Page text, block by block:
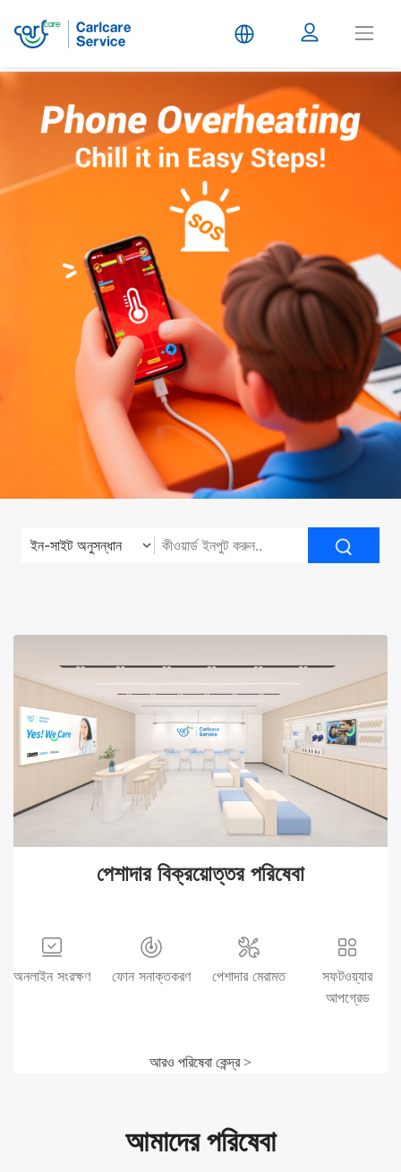
Carlcare
Service
ইন-সাইট অনুসন্ধান
পেশাদার বিক্রয়োত্তর পরিষেবা
অনলাইন সংরক্ষণ ফোন সনাক্তকরণ পেশাদার মেরামত
সফটওয়্যার
আপগ্রেড
আরও পরিষেবা কেন্দ্র >
আমাদের পরিষেবা